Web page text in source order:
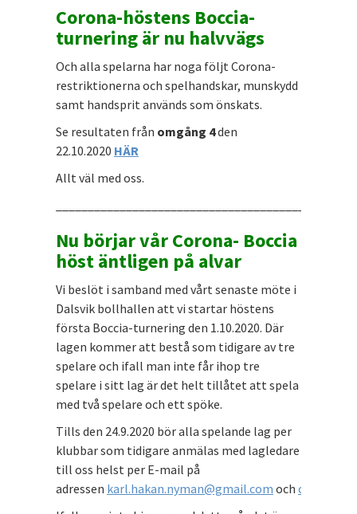
Corona-höstens Boccia-
turnering är nu halvvägs
Och alla spelarna har noga följt Corona-
restriktionerna och spelhandskar, munskydd
samt handsprit används som önskats.
Se resultaten från omgång 4den
22.10.2020 HÄR
Allt väl med oss.
Nu börjar vår Corona- Boccia
höst äntligen på alvar
Vi beslöt i samband med vårt senaste möte i
Dalsvik bollhallen att vi startar höstens
första Boccia-turnering den 1.10.2020. Där
lagen kommer att bestå som tidigare av tre
spelare och ifall man inte får ihop tre
spelare i sitt lag är det helt tillåtet att spela
med två spelare och ett spöke.
Tills den 24.9.2020 bör alla spelande lag per
klubbar som tidigare anmälas med lagledare
till oss helst per E-mail på
adressen karl.hakan.nyman@gmail.com och